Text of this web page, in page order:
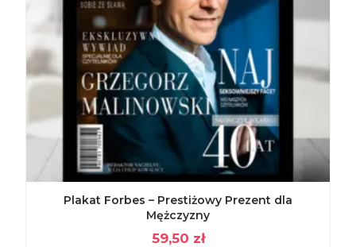
Plakat Forbes – Prestiżowy Prezent dla
Mężczyzny
59,50 zł